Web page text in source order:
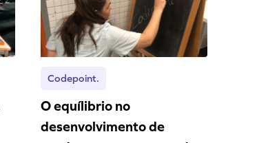
Codepoint.
O equílibrio no
desenvolvimento de